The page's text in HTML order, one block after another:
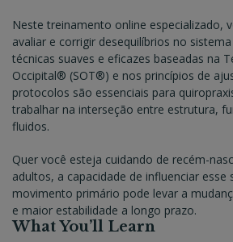
Neste treinamento online especializado,
avaliar e corrigir desequilíbrios no
técnicas suaves e eficazes baseadas na
Occipital® (SOT®) e nos princípios de
protocolos são essenciais para
trabalhar na interseção entre estrutura,
fluidos.
Quer você esteja cuidando de recém-
adultos, a capacidade de influenciar esse
movimento primário pode levar a
e maior estabilidade a longo prazo.
What You’ll Learn